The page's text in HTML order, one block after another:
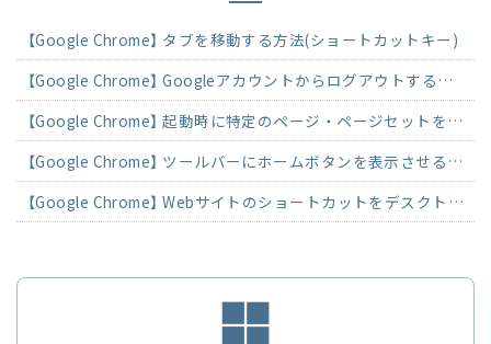
【Google Chrome】 タブを移動する方法(ショートカットキー)
【Google Chrome】 Googleアカウントからログアウトする方法
【Google Chrome】 起動時に特定のページ・ページセットを開く方法
【Google Chrome】 ツールバーにホームボタンを表示させる方法
【Google Chrome】 Webサイトのショートカットをデスクトップに作成する方法